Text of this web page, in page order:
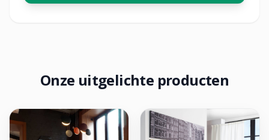
Onze uitgelichte producten